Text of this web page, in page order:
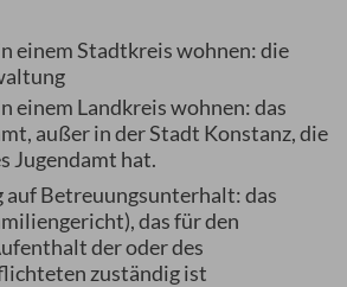
einem Stadtkreis wohnen: die
einem Landkreis wohnen: das
außer in der Stadt Konstanz, die
Jugendamt hat.
auf Betreuungsunterhalt: das
das für den
der oder des
zuständig ist